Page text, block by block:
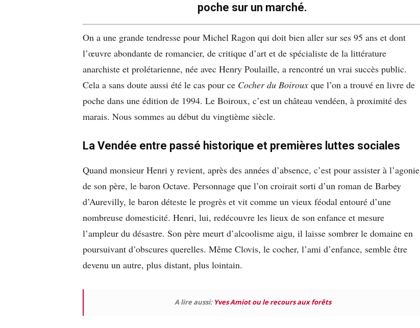
poche sur un marché.
On a une grande tendresse pour Michel Ragon qui doit bien aller sur ses 95 ans et dont
l’œuvre abondante de romancier, de critique d’art et de spécialiste de la littérature
anarchiste et prolétarienne, née avec Henry Poulaille, a rencontré un vrai succès public.
Cela a sans doute aussi été le cas pour ce Cocher du Boiroux que l’on a trouvé en livre de
poche dans une édition de 1994. Le Boiroux, c’est un château vendéen, à proximité des
marais. Nous sommes au début du vingtième siècle.
La Vendée entre passé historique et premières luttes sociales
Quand monsieur Henri y revient, après des années d’absence, c’est pour assister à l’agonie
de son père, le baron Octave. Personnage que l’on croirait sorti d’un roman de Barbey
d’Aurevilly, le baron déteste le progrès et vit comme un vieux féodal entouré d’une
nombreuse domesticité. Henri, lui, redécouvre les lieux de son enfance et mesure
l’ampleur du désastre. Son père meurt d’alcoolisme aigu, il laisse sombrer le domaine en
poursuivant d’obscures querelles. Même Clovis, le cocher, l’ami d’enfance, semble être
devenu un autre, plus distant, plus lointain.
A lire aussi: Yves Amiot ou le recours aux forêts